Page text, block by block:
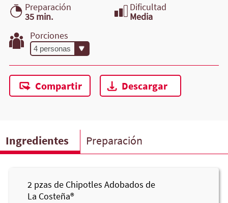
Preparación
35 min.
Dificultad
Media
Porciones
Compartir Descargar
Ingredientes Preparación
2 pzas de Chipotles Adobados de
La Costeña®